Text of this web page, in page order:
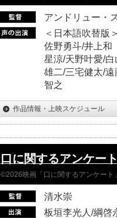
アンドリュー・
＜日本語吹替版
佐野勇斗/井上和
星涼/天野叶愛/
雄二/三宅健太/
智之
作品情報・上映スケジュール
口に関するアンケー
©2026映画「口に関するアンケート
清水崇
板垣李光人/綱啓